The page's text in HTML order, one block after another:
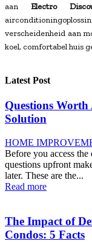
aanElectro
verscheidenheid aan
koel, comfortabel huis
Latest Post
Questions
Solution
HOME
Before you access
questions upfront
later. These are the...
Read more
The Impact of
Condos: 5 Facts